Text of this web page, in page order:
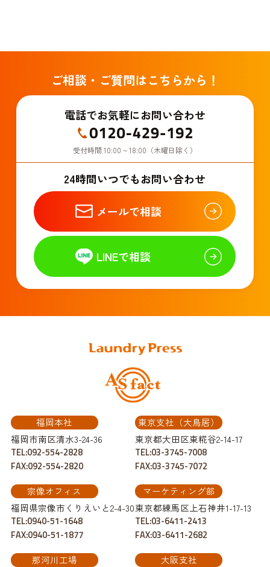
ご相談・ご質問はこちらから！
電話でお気軽にお問い合わせ
受付時間 10:00 ~ 18:00（木曜日除く）
24時間いつでもお問い合わせ
メールで相談
LINEで相談
福岡本社
福岡市南区清水3-24-36
TEL:092-554-2828
FAX:092-554-2820
宗像オフィス
福岡県宗像市くりえいと2-4-30
TEL:0940-51-1648
FAX:0940-51-1877
那河川工場
東京支社（大鳥居）
東京都大田区東糀谷2-14-17
TEL:03-3745-7008
FAX:03-3745-7072
マーケティング部
東京都練馬区上石神井1-17-13
TEL:03-6411-2413
FAX:03-6411-2682
大阪支社